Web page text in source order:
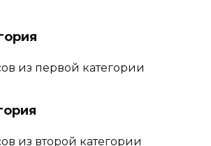
из первой категории
из второй категории